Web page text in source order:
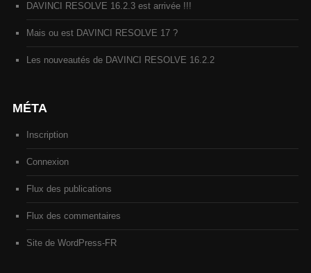
DAVINCI RESOLVE 16.2.3 est arrivée !!!
Mais ou est DAVINCI RESOLVE 17 ?
Les nouveautés de DAVINCI RESOLVE 16.2.2
MÉTA
Inscription
Connexion
Flux des publications
Flux des commentaires
Site de WordPress-FR